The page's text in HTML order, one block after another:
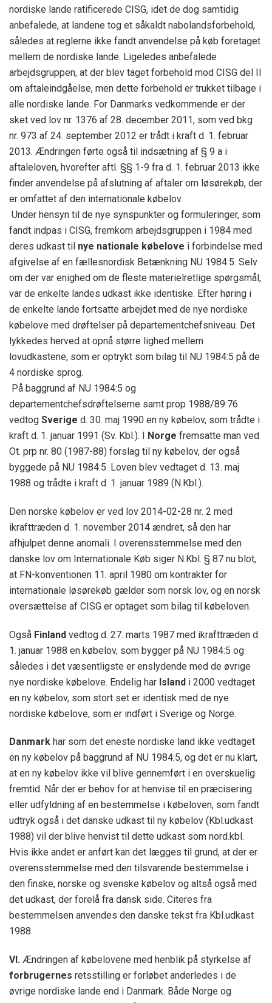
nordiske lande ratificerede CISG, idet de dog samtidig
anbefalede, at landene tog et såkaldt nabolandsforbehold,
således at reglerne ikke fandt anvendelse på køb foretaget
mellem de nordiske lande. Ligeledes anbefalede
arbejdsgruppen, at der blev taget forbehold mod CISG del II
om aftaleindgåelse, men dette forbehold er trukket tilbage i
alle nordiske lande. For Danmarks vedkommende er der
sket ved lov nr. 1376 af 28. december 2011, som ved bkg
nr. 973 af 24. september 2012 er trådt i kraft d. 1. februar
2013. Ændringen førte også til indsætning af § 9 a i
aftaleloven, hvorefter aftl. §§ 1-9 fra d. 1. februar 2013 ikke
finder anvendelse på afslutning af aftaler om løsørekøb, der
er omfattet af den internationale købelov.
Under hensyn til de nye synspunkter og formuleringer, som
fandt indpas i CISG, fremkom arbejdsgruppen i 1984 med
deres udkast til nye nationale købelove i forbindelse med
afgivelse af en fællesnordisk Betænkning NU 1984:5. Selv
om der var enighed om de fleste materielretlige spørgsmål,
var de enkelte landes udkast ikke identiske. Efter høring i
de enkelte lande fortsatte arbejdet med de nye nordiske
købelove med drøftelser på departementchefsniveau. Det
lykkedes herved at opnå større lighed mellem
lovudkastene, som er optrykt som bilag til NU 1984:5 på de
4 nordiske sprog.
På baggrund af NU 1984:5 og
departementchefsdrøftelserne samt prop 1988/89:76
vedtog Sverige d. 30. maj 1990 en ny købelov, som trådte i
kraft d. 1. januar 1991 (Sv. Kbl.). I Norge fremsatte man ved
Ot. prp nr. 80 (1987-88) forslag til ny købelov, der også
byggede på NU 1984:5. Loven blev vedtaget d. 13. maj
1988 og trådte i kraft d. 1. januar 1989 (N.Kbl.).
Den norske købelov er ved lov 2014-02-28 nr. 2 med
ikrafttræden d. 1. november 2014 ændret, så den har
afhjulpet denne anomali. I overensstemmelse med den
danske lov om Internationale Køb siger N.Kbl. § 87 nu blot,
at FN-konventionen 11. april 1980 om kontrakter for
internationale løsørekøb gælder som norsk lov, og en norsk
oversættelse af CISG er optaget som bilag til købeloven.
Også Finland vedtog d. 27. marts 1987 med ikrafttræden d.
1. januar 1988 en købelov, som bygger på NU 1984:5 og
således i det væsentligste er enslydende med de øvrige
nye nordiske købelove. Endelig har Island i 2000 vedtaget
en ny købelov, som stort set er identisk med de nye
nordiske købelove, som er indført i Sverige og Norge.
Danmark har som det eneste nordiske land ikke vedtaget
en ny købelov på baggrund af NU 1984:5, og det er nu klart,
at en ny købelov ikke vil blive gennemført i en overskuelig
fremtid. Når der er behov for at henvise til en præcisering
eller udfyldning af en bestemmelse i købeloven, som fandt
udtryk også i det danske udkast til ny købelov (Kbl.udkast
1988) vil der blive henvist til dette udkast som nord.kbl.
Hvis ikke andet er anført kan det lægges til grund, at der er
overensstemmelse med den tilsvarende bestemmelse i
den finske, norske og svenske købelov og altså også med
det udkast, der forelå fra dansk side. Citeres fra
bestemmelsen anvendes den danske tekst fra Kbl.udkast
1988.
VI. Ændringen af købelovene med henblik på styrkelse af
forbrugernes retsstilling er forløbet anderledes i de
øvrige nordiske lande end i Danmark. Både Norge og